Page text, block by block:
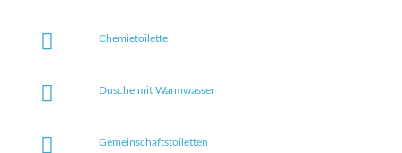
Chemietoilette
Dusche mit Warmwasser
Gemeinschaftstoiletten